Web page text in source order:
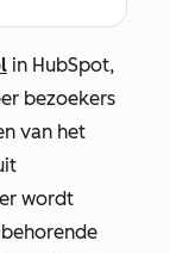
in HubSpot,
bezoekers
van het
wordt